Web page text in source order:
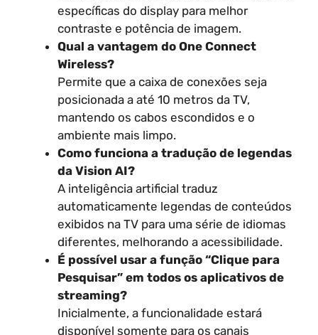
específicas do display para melhor
contraste e potência de imagem.
Qual a vantagem do One Connect
Wireless?
Permite que a caixa de conexões seja
posicionada a até 10 metros da TV,
mantendo os cabos escondidos e o
ambiente mais limpo.
Como funciona a tradução de legendas
da Vision AI?
A inteligência artificial traduz
automaticamente legendas de conteúdos
exibidos na TV para uma série de idiomas
diferentes, melhorando a acessibilidade.
É possível usar a função “Clique para
Pesquisar” em todos os aplicativos de
streaming?
Inicialmente, a funcionalidade estará
disponível somente para os canais